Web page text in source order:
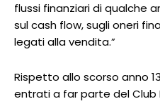
flussi finanziari di qualche
sul cash flow, sugli oneri
legati alla vendita.”
Rispetto allo scorso anno
entrati a far parte del Club